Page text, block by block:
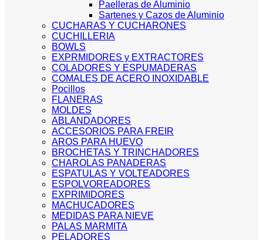
Paelleras de Aluminio
Sartenes y Cazos de Aluminio
CUCHARAS Y CUCHARONES
CUCHILLERIA
BOWLS
EXPRMIDORES y EXTRACTORES
COLADORES Y ESPUMADERAS
COMALES DE ACERO INOXIDABLE
Pocillos
FLANERAS
MOLDES
ABLANDADORES
ACCESORIOS PARA FREIR
AROS PARA HUEVO
BROCHETAS Y TRINCHADORES
CHAROLAS PANADERAS
ESPATULAS Y VOLTEADORES
ESPOLVOREADORES
EXPRIMIDORES
MACHUCADORES
MEDIDAS PARA NIEVE
PALAS MARMITA
PELADORES